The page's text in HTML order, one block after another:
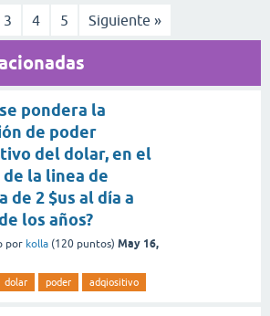
3 4 5 Siguiente »
pondera la
de poder
del dolar, en el
la linea de
de 2 $us al día a
los años?
por kolla (120 puntos) May 16,
dolar poder adqiositivo